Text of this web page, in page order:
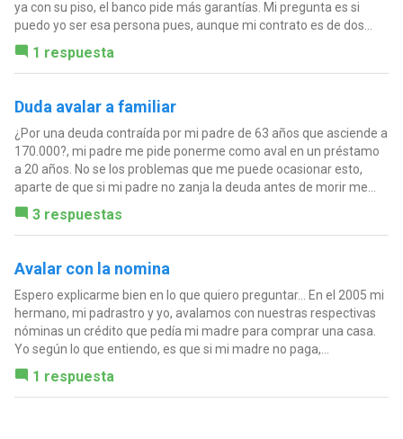
ya con su piso, el banco pide más garantías. Mi pregunta es si
puedo yo ser esa persona pues, aunque mi contrato es de dos...
1 respuesta
Duda avalar a familiar
¿Por una deuda contraída por mi padre de 63 años que asciende a
170.000?, mi padre me pide ponerme como aval en un préstamo
a 20 años. No se los problemas que me puede ocasionar esto,
aparte de que si mi padre no zanja la deuda antes de morir me...
3 respuestas
Avalar con la nomina
Espero explicarme bien en lo que quiero preguntar... En el 2005 mi
hermano, mi padrastro y yo, avalamos con nuestras respectivas
nóminas un crédito que pedía mi madre para comprar una casa.
Yo según lo que entiendo, es que si mi madre no paga,...
1 respuesta